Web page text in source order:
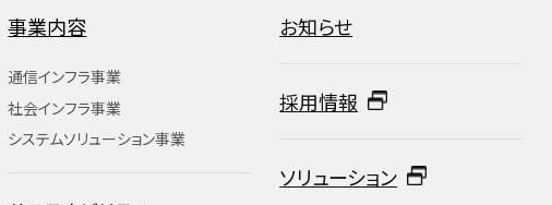
事業内容
通信インフラ事業
社会インフラ事業
システムソリューション事業
お知らせ
採用情報
ソリューション